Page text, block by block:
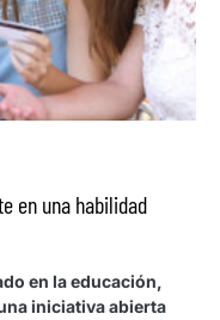
en una habilidad
en la educación,
iniciativa abierta